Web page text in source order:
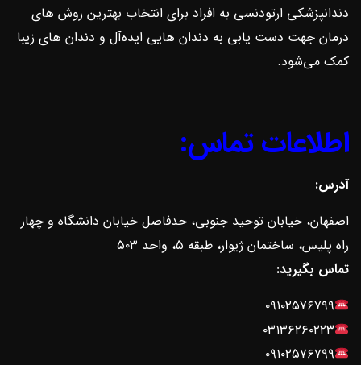
دندانپزشکی ارتودنسی به افراد برای انتخاب بهترین روش ‌های
درمان جهت دست یابی به دندان هایی ایده‌آل و دندان های زیبا
کمک می‌شود.
اطلاعات تماس:
آدرس:
اصفهان، خیابان توحید جنوبی، حدفاصل خیابان دانشگاه و چهار
راه پلیس، ساختمان ژیوار، طبقه ۵، واحد ۵۰۳
تماس بگیرید:
۰۹۱۰۲۵۷۶۷۹۹
۰۳۱۳۶۲۶۰۲۲۳
۰۹۱۰۲۵۷۶۷۹۹